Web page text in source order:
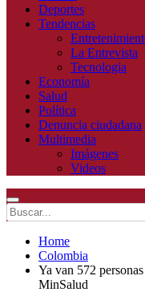
Deportes
Tendencias
La Entrevista
Tecnologia
Economía
Salud
Política
Denuncia ciudadana
Multimedia
Imágenes
Videos
Home
Colombia
Ya van 572
MinSalud